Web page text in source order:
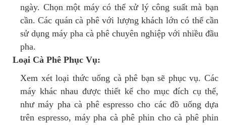
ngày. Chọn một máy có thể xử lý công suất mà bạn
cần. Các quán cà phê với lượng khách lớn có thể cần
sử dụng máy pha cà phê chuyên nghiệp với nhiều đầu
pha.
Loại Cà Phê Phục Vụ:
Xem xét loại thức uống cà phê bạn sẽ phục vụ. Các
máy khác nhau được thiết kế cho mục đích cụ thể,
như máy pha cà phê espresso cho các đồ uống dựa
trên espresso, máy pha cà phê phin cho cà phê phin